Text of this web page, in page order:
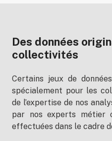
Des données
collectivités
Certains jeux de
spécialement pour les
de l’expertise de nos
par nos experts métier
effectuées dans le cadre